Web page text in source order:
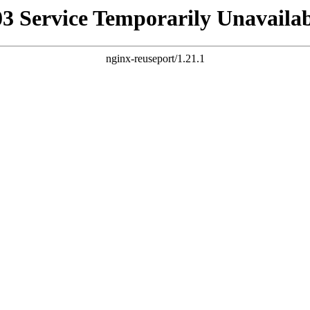
Service Temporarily
nginx-reuseport/1.21.1